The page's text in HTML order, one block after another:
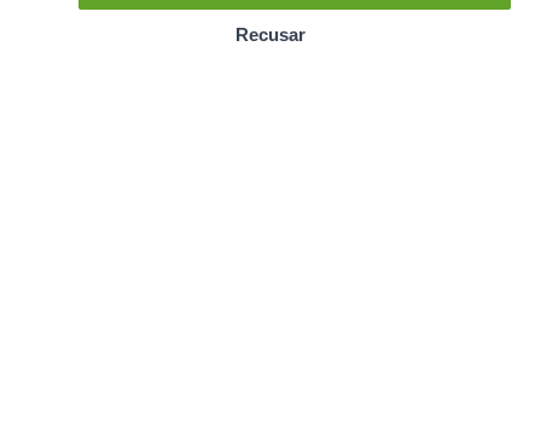
Recusar